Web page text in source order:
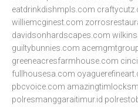
eatdrinkdishmpls.com
williemcginest.com
davidsonhardscapes.com
guiltybunnies.com
greeneacresfarmhouse.com
fullhousesa.com
pbcvoice.com
polresmanggaraitimur.id